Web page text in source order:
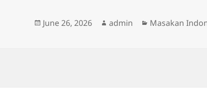
Posted
June 26, 2026 Author
admin Categories
Masakan